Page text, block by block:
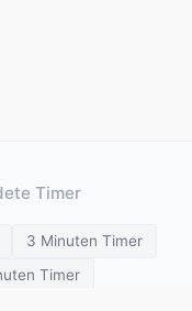
Timer
3 Minuten Timer
Timer